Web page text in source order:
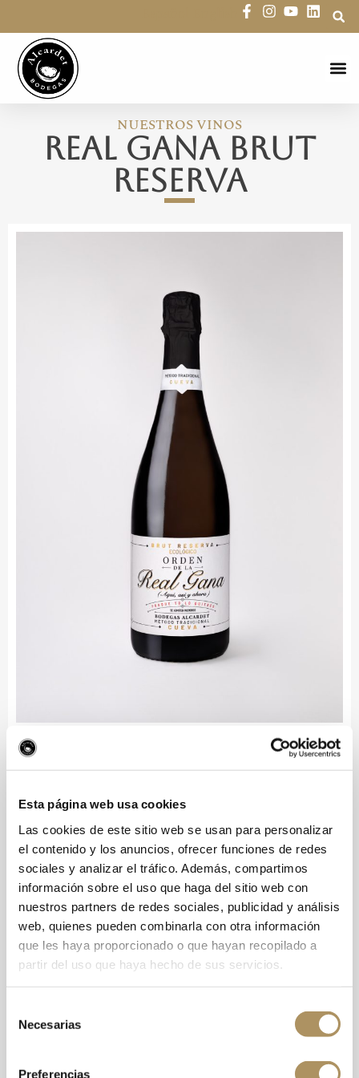
Esta página web usa cookies
Las cookies de este sitio web se usan para personalizar
el contenido y los anuncios, ofrecer funciones de redes
sociales y analizar el tráfico. Además, compartimos
información sobre el uso que haga del sitio web con
nuestros partners de redes sociales, publicidad y análisis
web, quienes pueden combinarla con otra información
que les haya proporcionado o que hayan recopilado a
partir del uso que haya hecho de sus servicios.
Necesarias
Preferencias
NUESTROS VINOS
Real Gana Brut
Reserva
MARCA DE
CALIDAD
AIRÉN ECOLÓGICO
GRADOS DE
ALCOHOL
12 % vol
TEMPERATURA DE
SERVICIO
Servir entre 5 – 7 ºC
MARIDAJE
Perfecto maridaje con
mariscos, pescados y carnes
blancas.
Brut Reserva Criado 36 meses sobre lías.
Burbuja muy fina con formación de persistentes